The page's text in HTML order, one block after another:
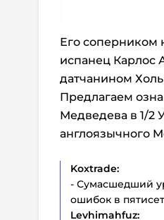
Его соперником
испанец Карлос
датчанином
Предлагаем
Медведева в 1/2
англоязычного
Koxtrade:
- Сумасшедший
ошибок в
Levhimahfuz: